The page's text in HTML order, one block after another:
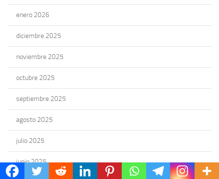
enero 2026
diciembre 2025
noviembre 2025
octubre 2025
septiembre 2025
agosto 2025
julio 2025
junio 2025